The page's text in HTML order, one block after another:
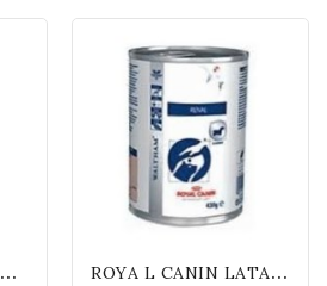
L
ATAS ROYAL CANIN HYPOALLERGENIC ((((200, PEQUEÑA))))) GR R
OYA L CANIN LATAS RENAL 410 GR